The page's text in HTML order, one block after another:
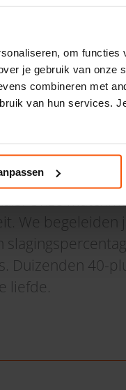
om functies
je gebruik van onze
combineren met
van hun services.
relatie. We zijn
Onze
We begeleiden
Duizenden 40-
liefde.